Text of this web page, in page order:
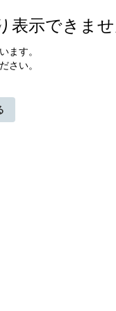
表示できま
ます。
さい。